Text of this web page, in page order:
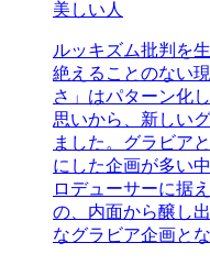
美しい人
ルッキズム批判を
絶えることのない
さ」はパターン化
思いから、新しい
ました。グラビア
にした企画が多い
ロデューサーに据
の、内面から醸し
なグラビア企画とな